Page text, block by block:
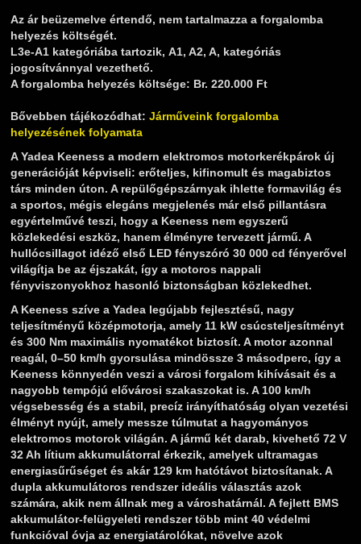
Az ár beüzemelve értendő, nem tartalmazza a forgalomba
helyezés költségét.
L3e-A1 kategóriába tartozik, A1, A2, A, kategóriás
jogosítvánnyal vezethető.
A forgalomba helyezés költsége: Br. 220.000 Ft
Bővebben tájékozódhat: Járműveink forgalomba
helyezésének folyamata
A Yadea Keeness a modern elektromos motorkerékpárok új
generációját képviseli: erőteljes, kifinomult és magabiztos
társ minden úton. A repülőgépszárnyak ihlette formavilág és
a sportos, mégis elegáns megjelenés már első pillantásra
egyértelművé teszi, hogy a Keeness nem egyszerű
közlekedési eszköz, hanem élményre tervezett jármű. A
hullócsillagot idéző első LED fényszóró 30 000 cd fényerővel
világítja be az éjszakát, így a motoros nappali
fényviszonyokhoz hasonló biztonságban közlekedhet.
A Keeness szíve a Yadea legújabb fejlesztésű, nagy
teljesítményű középmotorja, amely 11 kW csúcsteljesítményt
és 300 Nm maximális nyomatékot biztosít. A motor azonnal
reagál, 0–50 km/h gyorsulása mindössze 3 másodperc, így a
Keeness könnyedén veszi a városi forgalom kihívásait és a
nagyobb tempójú elővárosi szakaszokat is. A 100 km/h
végsebesség és a stabil, precíz irányíthatóság olyan vezetési
élményt nyújt, amely messze túlmutat a hagyományos
elektromos motorok világán. A jármű két darab, kivehető 72 V
32 Ah lítium akkumulátorral érkezik, amelyek ultramagas
energiasűrűséget és akár 129 km hatótávot biztosítanak. A
dupla akkumulátoros rendszer ideális választás azok
számára, akik nem állnak meg a városhatárnál. A fejlett BMS
akkumulátor‑felügyeleti rendszer több mint 40 védelmi
funkcióval óvja az energiatárolókat, növelve azok